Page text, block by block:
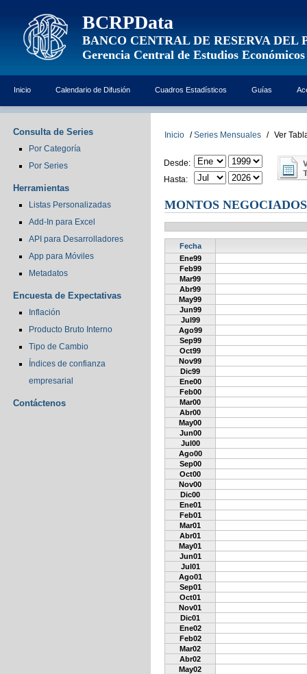
BCRPData
BANCO CENTRAL DE RESERVA DEL
Gerencia Central de Estudios Económicos
Inicio Calendario de Difusión Cuadros Estadísticos Guías
Consulta de Series
Por Categoría
Por Series
Herramientas
Listas Personalizadas
Add-In para Excel
API para Desarrolladores
App para Móviles
Metadatos
Encuesta de Expectativas
Inflación
Producto Bruto Interno
Tipo de Cambio
Índices de confianza
empresarial
Contáctenos
Inicio / Series Mensuales / Ver
Desde:
Hasta:
MONTOS
Fecha
Ene99
Feb99
Mar99
Abr99
May99
Jun99
Jul99
Ago99
Sep99
Oct99
Nov99
Dic99
Ene00
Feb00
Mar00
Abr00
May00
Jun00
Jul00
Ago00
Sep00
Oct00
Nov00
Dic00
Ene01
Feb01
Mar01
Abr01
May01
Jun01
Jul01
Ago01
Sep01
Oct01
Nov01
Dic01
Ene02
Feb02
Mar02
Abr02
May02